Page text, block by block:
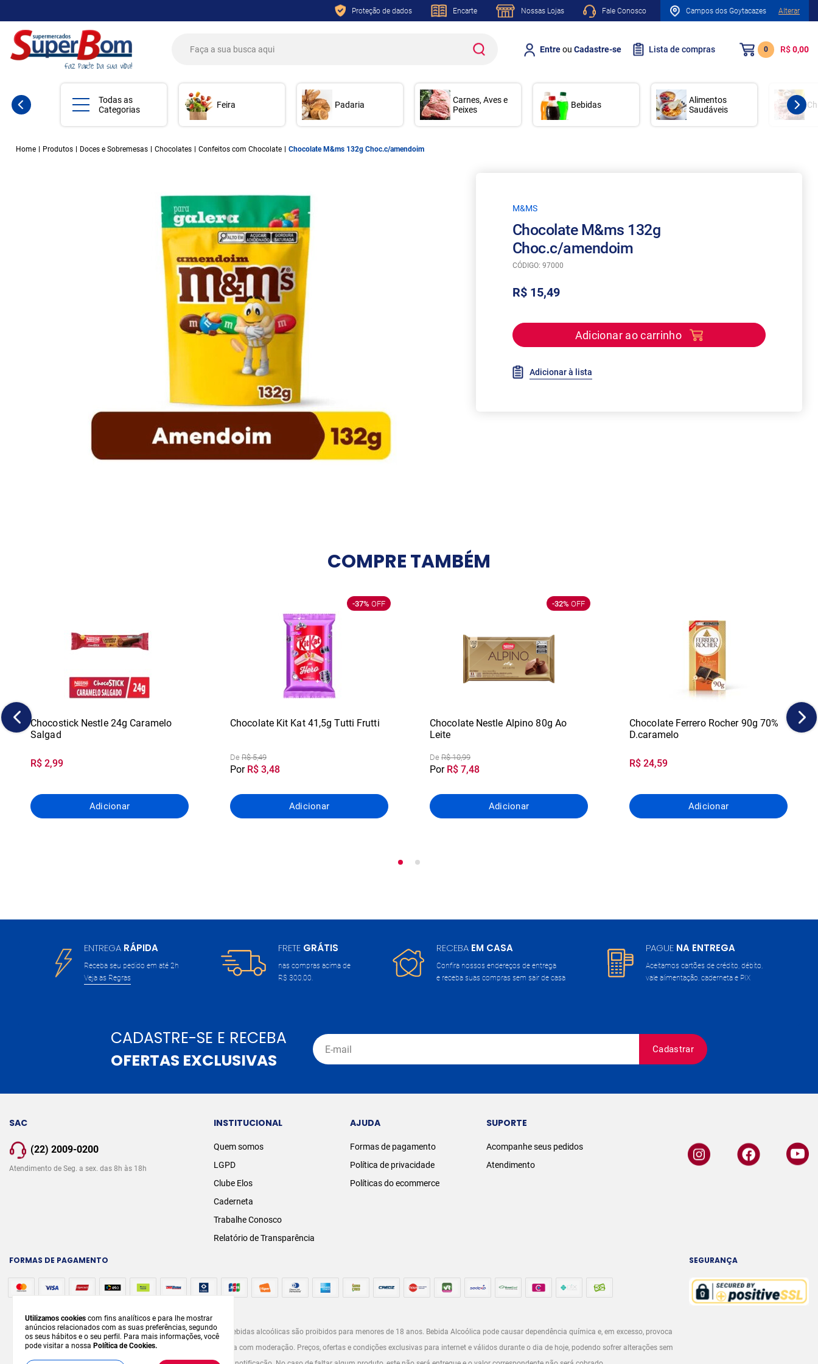
Proteção de dados Encarte Nossas Lojas Fale Conosco Campos dos Goytacazes Alterar
Entreou Cadastre-se Lista de compras R$0,00
0
Todas as
Categorias
Feira Padaria
Carnes, Aves e
Peixes
Bebidas
Alimentos
Saudáveis
Home Produtos Doces e Sobremesas Chocolates Confeitos com Chocolate Chocolate M&ms 132g Choc.c/amendoim
M&MS
Chocolate M&ms 132g
Choc.c/amendoim
CÓDIGO: 97000
R$ 15,49
Adicionar ao carrinho
Adicionar à lista
COMPRETAMBÉM
Chocostick Nestle 24g Caramelo
Salgad
R$ 2,99
Adicionar
-37% OFF
Chocolate Kit Kat 41,5g Tutti Frutti
De R$ 5,49
Por R$ 3,48
Adicionar
-32% OFF
Chocolate Nestle Alpino 80g Ao
Leite
De R$ 10,99
Por R$ 7,48
Adicionar
Chocolate Ferrero Rocher 90g 70%
D.caramelo
R$ 24,59
Adicionar
ENTREGA RÁPIDA
Receba seu pedido em até 2h
Veja as Regras
FRETE GRÁTIS
nas compras acima de
R$ 300,00.
RECEBA EM CASA
Confira nossos endereços de entrega
e receba suas compras sem sair de casa
PAGUE NA ENTREGA
Aceitamos cartões de crédito, débito,
vale alimentação, caderneta e PIX
CADASTRE-SE E RECEBA
OFERTAS EXCLUSIVAS
Cadastrar
SAC
(22) 2009-0200
Atendimento de Seg. a sex. das 8h às 18h
INSTITUCIONAL
Quem somos
LGPD
Clube Elos
Caderneta
Trabalhe Conosco
Relatório de Transparência
AJUDA
Formas de pagamento
Política de privacidade
Políticas do ecommerce
SUPORTE
Acompanhe seus pedidos
Atendimento
FORMAS DE PAGAMENTO SEGURANÇA
A venda e o consumo de bebidas alcoólicas são proibidos para menores de 18 anos. Bebida Alcoólica pode causar dependência química e, em excesso, provoca
graves males à saúde. Beba com moderação. Preços, ofertas e condições exclusivas para internet e válidos durante o dia de hoje, podendo sofrer alterações sem
Utilizamos cookies com fins analíticos e para lhe mostrar
anúncios relacionados com as suas preferências, segundo
os seus hábitos e o seu perfil. Para mais informações, você
pode visitar a nossa Política de Cookies.